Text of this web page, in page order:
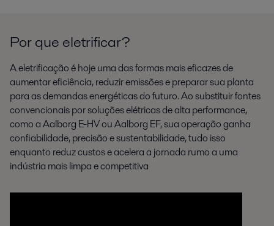
Por que eletrificar?
A eletrificação é hoje uma das formas mais eficazes de
aumentar eficiência, reduzir emissões e preparar sua planta
para as demandas energéticas do futuro. Ao substituir fontes
convencionais por soluções elétricas de alta performance,
como a Aalborg E-HV ou Aalborg EF, sua operação ganha
confiabilidade, precisão e sustentabilidade, tudo isso
enquanto reduz custos e acelera a jornada rumo a uma
indústria mais limpa e competitiva